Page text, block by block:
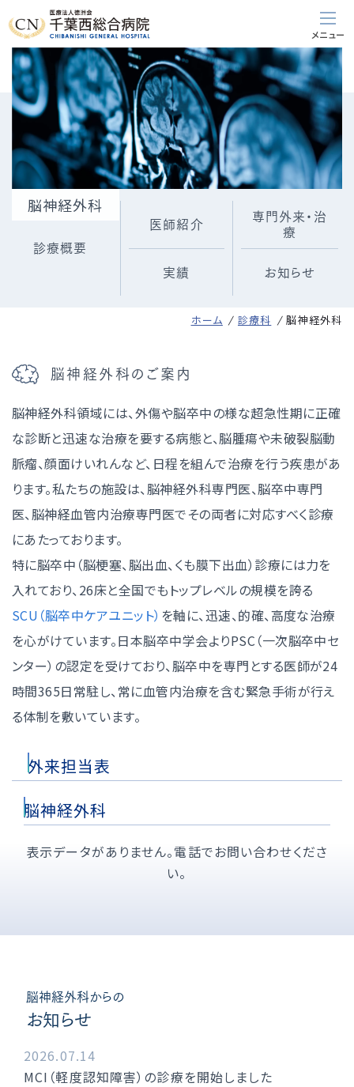
脳神経外科
診療概要
医師紹介
専門外来・治
療
実績 お知らせ
ホーム 診療科 脳神経外科
脳神経外科のご案内
脳神経外科領域には、外傷や脳卒中の様な超急性期に正確
な診断と迅速な治療を要する病態と、脳腫瘍や未破裂脳動
脈瘤、顔面けいれんなど、日程を組んで治療を行う疾患があ
ります。私たちの施設は、脳神経外科専門医、脳卒中専門
医、脳神経血管内治療専門医でその両者に対応すべく診療
にあたっております。
特に脳卒中（脳梗塞、脳出血、くも膜下出血）診療には力を
入れており、26床と全国でもトップレベルの規模を誇る
SCU（脳卒中ケアユニット） を軸に、迅速、的確、高度な治療
を心がけています。日本脳卒中学会よりPSC（一次脳卒中セ
ンター）の認定を受けており、脳卒中を専門とする医師が24
時間365日常駐し、常に血管内治療を含む緊急手術が行え
る体制を敷いています。
外来担当表
脳神経外科
表示データがありません。電話でお問い合わせくださ
い。
脳神経外科からの
お知らせ
2026.07.14
MCI（軽度認知障害）の診療を開始しました